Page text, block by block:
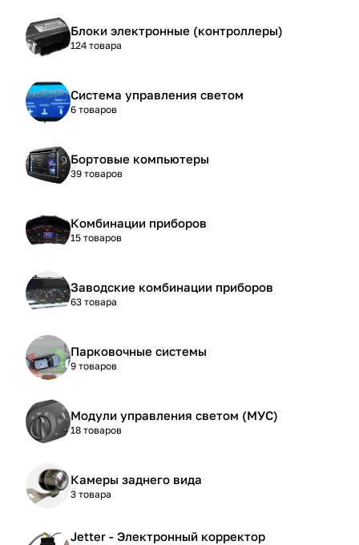
Блоки электронные (контроллеры)
124 товара
Система управления светом
6 товаров
Бортовые компьютеры
39 товаров
Комбинации приборов
15 товаров
Заводские комбинации приборов
63 товара
Парковочные системы
9 товаров
Модули управления светом (МУС)
18 товаров
Камеры заднего вида
3 товара
Jetter - Электронный корректор